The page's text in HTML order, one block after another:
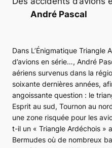
André Pascal
Dans L’Énigmatique Triangle
d’avions en série…, André
aériens survenus dans la
soixante dernières années,
angoissante question : le
Esprit au sud, Tournon au
une zone risquée pour les
t-il un « Triangle Ardéchois »
Bermudes où de nombreux